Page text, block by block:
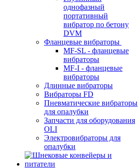
однофазный
портативный
вибратор по бетону
DVM
Фланцевые вибраторы
MF-SL - фланцевые
вибраторы
MF-I - фланцевые
вибраторы
Длинные вибраторы
Вибраторы FD
Пневматические вибраторы
для опалубки
Запчасти для оборудования
OLI
Электровибраторы для
опалубки